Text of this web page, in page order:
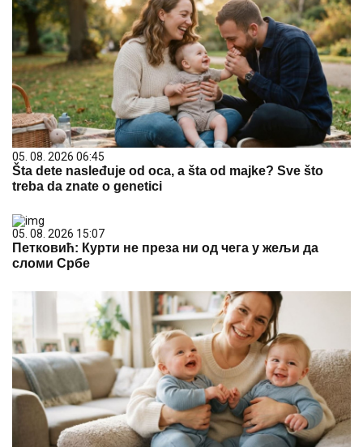
05. 08. 2026 06:45
Šta dete nasleđuje od oca, a šta od majke? Sve što
treba da znate o genetici
05. 08. 2026 15:07
Петковић: Курти не преза ни од чега у жељи да
сломи Србе